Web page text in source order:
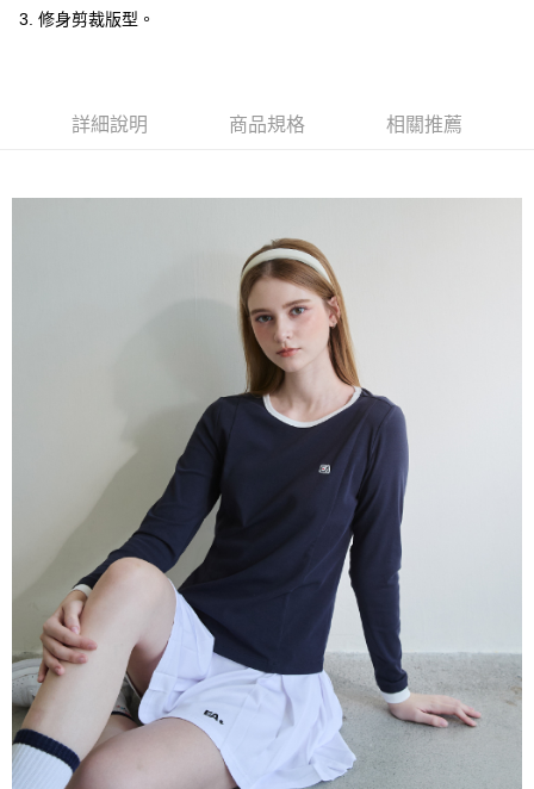
付款後全家取貨
每筆NT$60，滿NT$1,500(含以上)免運費
每筆NT$60，滿NT$1,500(含以上)免運費
每筆NT$60，滿NT$1,500(含以上)免運費
每筆NT$60，滿NT$1,500(含以上)免運費
每筆NT$90，滿NT$1,500(含以上)免運費
每筆NT$225，滿NT$1,500(含以上)免運費
3. 修身剪裁版型。
詳細說明 商品規格 相關推薦